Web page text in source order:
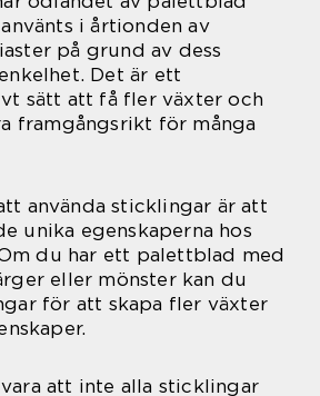
i årtionden av
på grund av dess
Det är ett
sätt att få fler växter och
framgångsrikt för många
använda sticklingar är att
unika egenskaperna hos
du har ett palettblad med
eller mönster kan du
för att skapa fler växter
att inte alla sticklingar